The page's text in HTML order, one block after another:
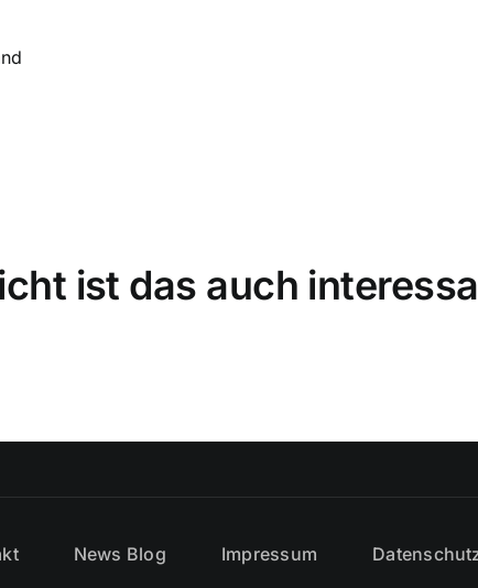
ist das auch
News Blog Impressum